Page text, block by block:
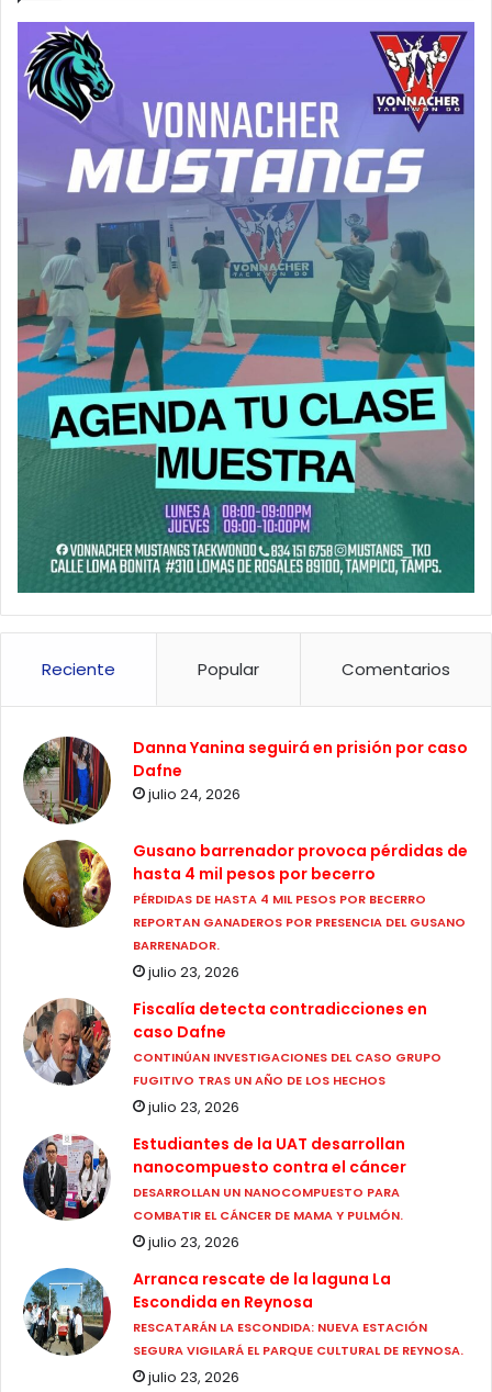
Reciente Popular Comentarios
Danna Yanina seguirá en prisión por caso
Dafne
julio 24, 2026
Gusano barrenador provoca pérdidas de
hasta 4 mil pesos por becerro
PÉRDIDAS DE HASTA 4 MIL PESOS POR BECERRO
REPORTAN GANADEROS POR PRESENCIA DEL GUSANO
BARRENADOR.
julio 23, 2026
Fiscalía detecta contradicciones en
caso Dafne
CONTINÚAN INVESTIGACIONES DEL CASO GRUPO
FUGITIVO TRAS UN AÑO DE LOS HECHOS
julio 23, 2026
Estudiantes de la UAT desarrollan
nanocompuesto contra el cáncer
DESARROLLAN UN NANOCOMPUESTO PARA
COMBATIR EL CÁNCER DE MAMA Y PULMÓN.
julio 23, 2026
Arranca rescate de la laguna La
Escondida en Reynosa
RESCATARÁN LA ESCONDIDA: NUEVA ESTACIÓN
SEGURA VIGILARÁ EL PARQUE CULTURAL DE REYNOSA.
julio 23, 2026